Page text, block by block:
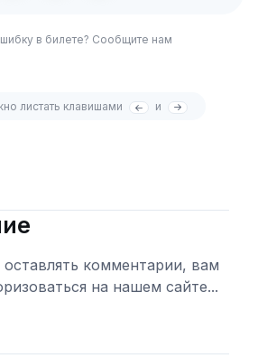
в билете? Сообщите нам
листать клавишами и
комментарии, вам
на нашем сайте...